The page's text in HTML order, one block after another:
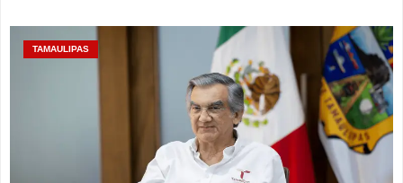
TAMAULIPAS